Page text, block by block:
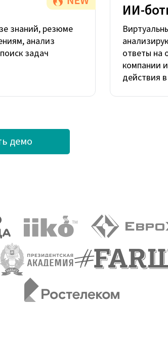
знаний, резюме
анализ
задач
ИИ-
ответы на
компании
действия
демо